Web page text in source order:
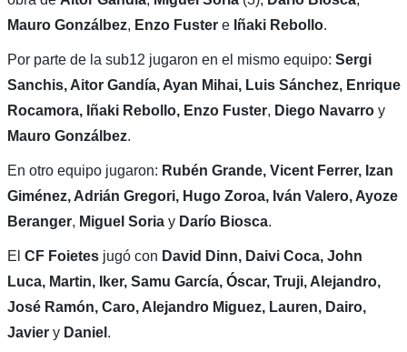
Mauro Gonzálbez, Enzo Fustere Iñaki Rebollo.
Por parte de la sub12 jugaron en el mismo equipo: Sergi
Sanchis, Aitor Gandía, Ayan Mihai, Luis Sánchez, Enrique
Rocamora, Iñaki Rebollo, Enzo Fuster, Diego Navarroy
Mauro Gonzálbez.
En otro equipo jugaron: Rubén Grande, Vicent Ferrer, Izan
Giménez, Adrián Gregori, Hugo Zoroa, Iván Valero, Ayoze
Beranger, Miguel Soriay Darío Biosca.
El CF Foietes jugó con David Dinn, Daivi Coca, John
Luca, Martin, Iker, Samu García, Óscar, Truji, Alejandro,
José Ramón, Caro, Alejandro Miguez, Lauren, Dairo,
Javiery Daniel .